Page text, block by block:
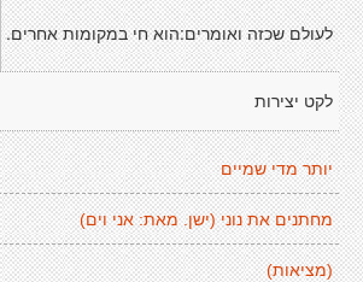
לעולם שכזה ואומרים:הוא חי במקומות אחרים.
לקט יצירות
יותר מדי שמיים
מחתנים את נוני (ישן. מאת: אני וים)
(מציאות)